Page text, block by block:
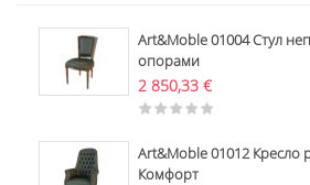
Art&Moble 01004 Стул
опорами
2 850,33 €
Art&Moble 01012 Кресло
Комфорт